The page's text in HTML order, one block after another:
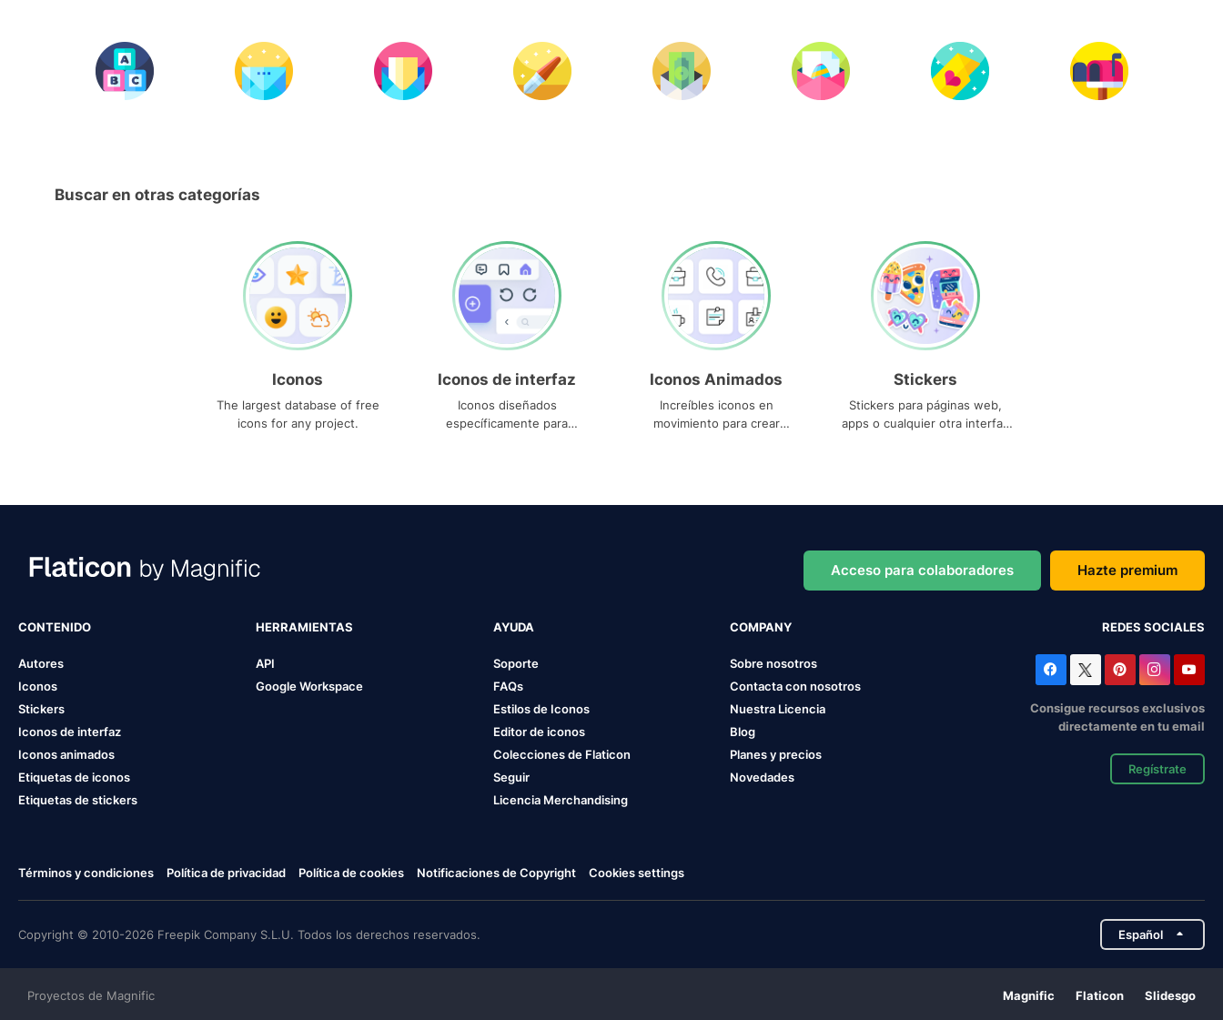
Buscar en otras categorías
Iconos
The largest database of free
icons for any project.
Iconos de interfaz
Iconos diseñados
específicamente para
Iconos Animados
Increíbles iconos en
movimiento para crear
Stickers
Stickers para páginas web,
apps o cualquier otra interfaz
Acceso para colaboradores Hazte premium
CONTENIDO
Autores
Iconos
Stickers
Iconos de interfaz
Iconos animados
Etiquetas de iconos
Etiquetas de stickers
HERRAMIENTAS
API
Google Workspace
AYUDA
Soporte
FAQs
Estilos de Iconos
Editor de iconos
Colecciones de Flaticon
Seguir
Licencia Merchandising
COMPANY
Sobre nosotros
Contacta con nosotros
Nuestra Licencia
Blog
Planes y precios
Novedades
REDES SOCIALES
Consigue recursos exclusivos
directamente en tu email
Regístrate
Términos y condiciones Política de privacidad Política de cookies Notificaciones de Copyright Cookies settings
Copyright © 2010-2026 Freepik Company S.L.U. Todos los derechos reservados. Español
Proyectos de Magnific Magnific Flaticon Slidesgo